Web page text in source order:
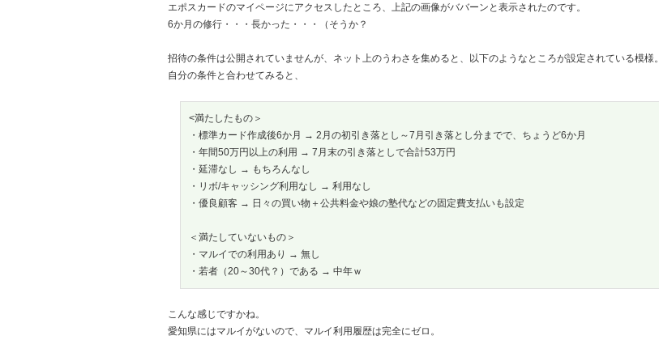
エポスカードのマイページにアクセスしたところ、上記の画像がババーンと表示されたのです。
6か月の修行・・・長かった・・・（そうか？
招待の条件は公開されていませんが、ネット上のうわさを集めると、以下のようなところが設定されている模様。
自分の条件と合わせてみると、
<満たしたもの＞
・標準カード作成後6か月 → 2月の初引き落とし～7月引き落とし分までで、ちょうど6か月
・年間50万円以上の利用 → 7月末の引き落としで合計53万円
・延滞なし → もちろんなし
・リボ/キャッシング利用なし → 利用なし
・優良顧客 → 日々の買い物＋公共料金や娘の塾代などの固定費支払いも設定
＜満たしていないもの＞
・マルイでの利用あり → 無し
・若者（20～30代？）である → 中年ｗ
こんな感じですかね。
愛知県にはマルイがないので、マルイ利用履歴は完全にゼロ。